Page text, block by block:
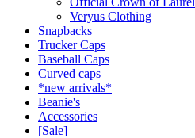
Veryus Clothing
Snapbacks
Trucker Caps
Baseball Caps
Curved caps
*new arrivals*
Beanie's
Accessories
[Sale]